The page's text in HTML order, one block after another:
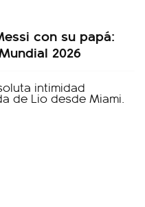
con su papá:
2026